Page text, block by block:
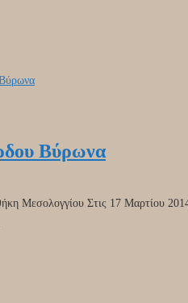
Βύρωνα
Μεσολογγίου Στις 17 Μαρτίου